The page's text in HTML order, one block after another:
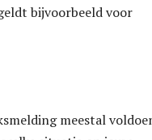
bijvoorbeeld voor
meestal